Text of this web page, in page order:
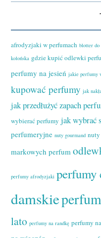
afrodyzjaki w perfumach blotter
kolońska gdzie kupić odlewki
perfumy na jesień jakie perfumy
kupować perfumy jak
jak przedłużyć zapach
wybierać perfumy jak wybrać
perfumeryjne nuty gourmand nuty
markowych perfum
perfumy afrodyzjaki perfumy
damskie
lato perfumy na randkę perfumy